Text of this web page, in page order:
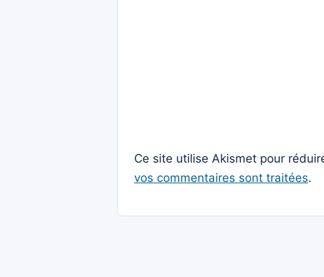
Ce site utilise Akismet pour
vos commentaires sont traitées.